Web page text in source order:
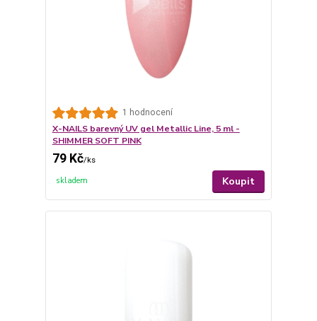
1 hodnocení
X-NAILS barevný UV gel Metallic Line, 5 ml -
SHIMMER SOFT PINK
79 Kč/ks
skladem Koupit